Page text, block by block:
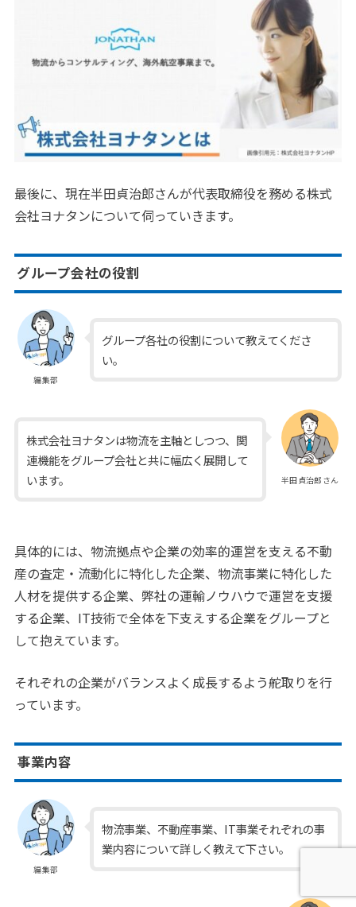
最後に、現在半田貞治郎さんが代表取締役を務める株式
会社ヨナタンについて伺っていきます。
グループ会社の役割
編集部
グループ各社の役割について教えてくださ
い。
半田貞治郎さん
株式会社ヨナタンは物流を主軸としつつ、関
連機能をグループ会社と共に幅広く展開して
います。
具体的には、物流拠点や企業の効率的運営を支える不動
産の査定・流動化に特化した企業、物流事業に特化した
人材を提供する企業、弊社の運輸ノウハウで運営を支援
する企業、IT技術で全体を下支えする企業をグループと
して抱えています。
それぞれの企業がバランスよく成長するよう舵取りを行
っています。
事業内容
編集部
物流事業、不動産事業、IT事業それぞれの事
業内容について詳しく教えて下さい。